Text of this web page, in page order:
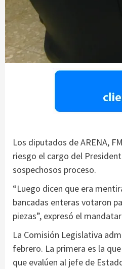
Los diputados de ARENA,
riesgo el cargo del
sospechosos proceso.
“Luego dicen que era
bancadas enteras votaron
piezas”, expresó el
La Comisión Legislativa
febrero. La primera es la
que evalúen al jefe de